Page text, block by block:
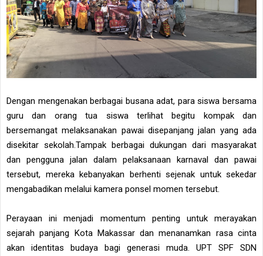
Dengan mengenakan berbagai busana adat, para siswa bersama
guru dan orang tua siswa terlihat begitu kompak dan
bersemangat melaksanakan pawai disepanjang jalan yang ada
disekitar sekolah.Tampak berbagai dukungan dari masyarakat
dan pengguna jalan dalam pelaksanaan karnaval dan pawai
tersebut, mereka kebanyakan berhenti sejenak untuk sekedar
mengabadikan melalui kamera ponsel momen tersebut.
Perayaan ini menjadi momentum penting untuk merayakan
sejarah panjang Kota Makassar dan menanamkan rasa cinta
akan identitas budaya bagi generasi muda. UPT SPF SDN